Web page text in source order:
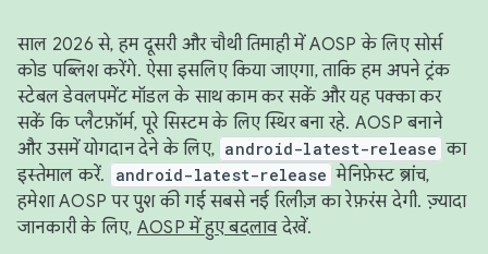
साल 2026 से, हम दूसरी और चौथी तिमाही में AOSP के लिए सोर्स
कोड पब्लिश करेंगे. ऐसा इसलिए किया जाएगा, ताकि हम अपने ट्रंक
स्टेबल डेवलपमेंट मॉडल के साथ काम कर सकें और यह पक्का कर
सकें कि प्लैटफ़ॉर्म, पूरे सिस्टम के लिए स्थिर बना रहे. AOSP बनाने
और उसमें योगदान देने के लिए, android-latest-release का
इस्तेमाल करें.
android-latest-release मेनिफ़ेस्ट ब्रांच,
हमेशा AOSP पर पुश की गई सबसे नई रिलीज़ का रेफ़रंस देगी. ज़्यादा
जानकारी के लिए, AOSP में हुए बदलावदेखें.